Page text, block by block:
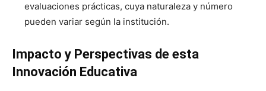
evaluaciones prácticas, cuya naturaleza y número
pueden variar según la institución.
Impacto y Perspectivas de esta
Innovación Educativa